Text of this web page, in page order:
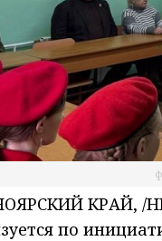
КРАЙ, /
по